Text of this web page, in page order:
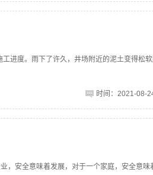
进度。雨下了许久，井场附近的泥土变得松
时间：2021-08-
，安全意味着发展，对于一个家庭，安全意味